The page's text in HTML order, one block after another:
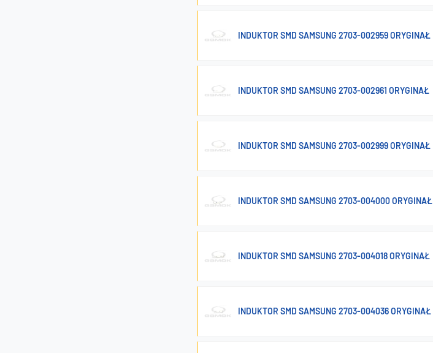
INDUKTOR SMD SAMSUNG 2703-002959 ORYGINAŁ
INDUKTOR SMD SAMSUNG 2703-002961 ORYGINAŁ
INDUKTOR SMD SAMSUNG 2703-002999 ORYGINAŁ
INDUKTOR SMD SAMSUNG 2703-004000 ORYGINAŁ
INDUKTOR SMD SAMSUNG 2703-004018 ORYGINAŁ
INDUKTOR SMD SAMSUNG 2703-004036 ORYGINAŁ